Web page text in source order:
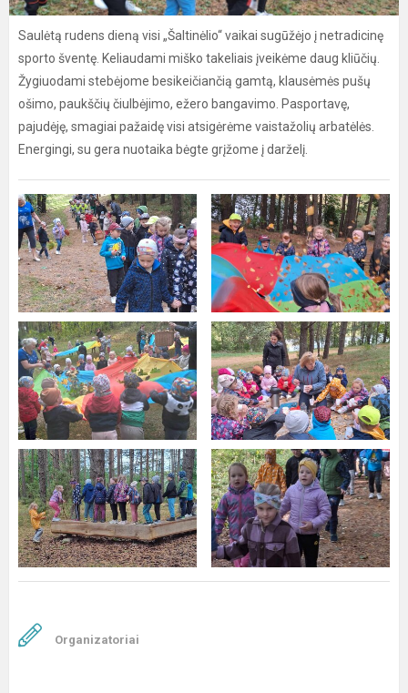
Saulėtą rudens dieną visi „Šaltinėlio“ vaikai sugūžėjo į netradicinę
sporto šventę. Keliaudami miško takeliais įveikėme daug kliūčių.
Žygiuodami stebėjome besikeičiančią gamtą, klausėmės pušų
ošimo, paukščių čiulbėjimo, ežero bangavimo. Pasportavę,
pajudėję, smagiai pažaidę visi atsigėrėme vaistažolių arbatėlės.
Energingi, su gera nuotaika bėgte grįžome į darželį.
Organizatoriai